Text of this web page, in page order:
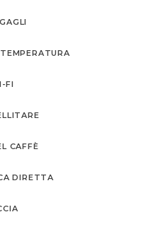
FI
CAFFÈ
DIRETTA